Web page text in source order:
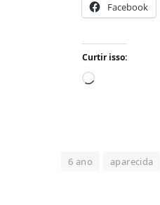
Facebook
Curtir isso:
Carregando...
6 ano aparecida